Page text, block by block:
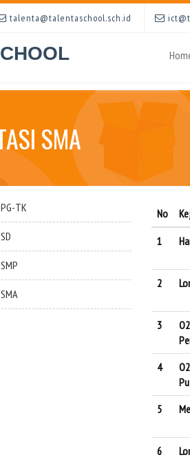
talenta@talentaschool.sch.id
SMA
TK No
1
2
3
4
5
6